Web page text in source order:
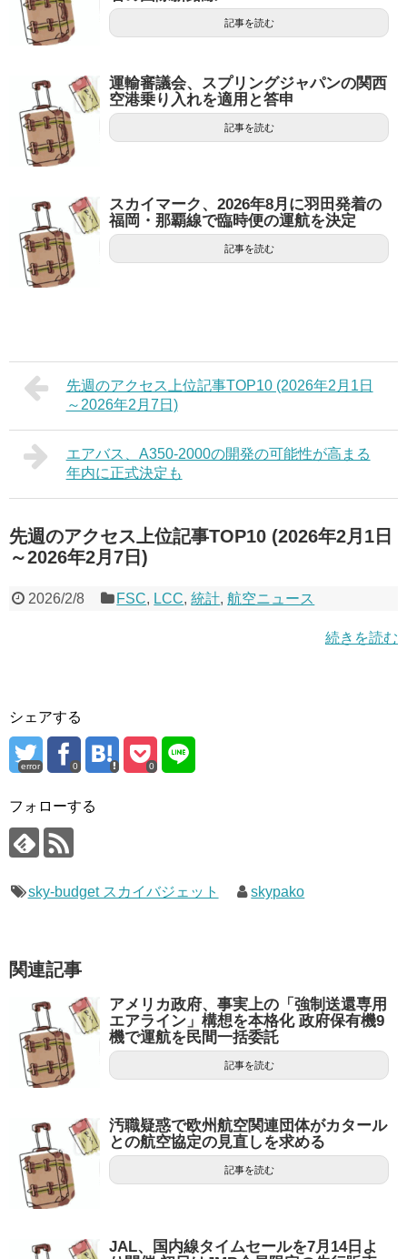
記事を読む
運輸審議会、スプリングジャパンの関西
空港乗り入れを適用と答申
記事を読む
スカイマーク、2026年8月に羽田発着の
福岡・那覇線で臨時便の運航を決定
記事を読む
先週のアクセス上位記事TOP10 (2026年2月1日
～2026年2月7日)
エアバス、A350-2000の開発の可能性が高まる
年内に正式決定も
先週のアクセス上位記事TOP10 (2026年2月1日
～2026年2月7日)
2026/2/8 FSC, LCC,統計,航空ニュース
続きを読む
シェアする
error 0 0
フォローする
sky-budget スカイバジェット skypako
関連記事
アメリカ政府、事実上の「強制送還専用
エアライン」構想を本格化 政府保有機9
機で運航を民間一括委託
記事を読む
汚職疑惑で欧州航空関連団体がカタール
との航空協定の見直しを求める
記事を読む
JAL、国内線タイムセールを7月14日よ